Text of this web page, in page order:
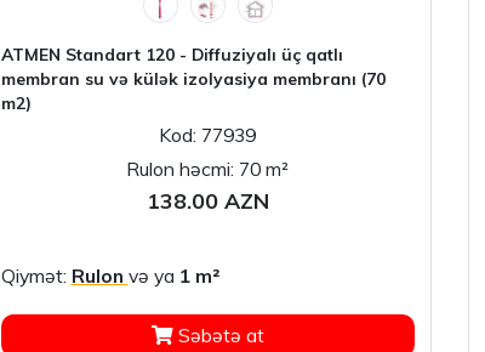
ATMEN Standart 120 - Diffuziyalı üç qatlı
membran su və külək izolyasiya membranı (70
m2)
Kod: 77939
Rulon həcmi: 70 m²
138.00 AZN
Qiymət: Rulon və ya 1 m²
Səbətə at